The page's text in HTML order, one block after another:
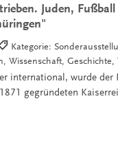
Juden, Fußball
Kategorie:
Wissenschaft, Geschichte,
international, wurde der
gegründeten